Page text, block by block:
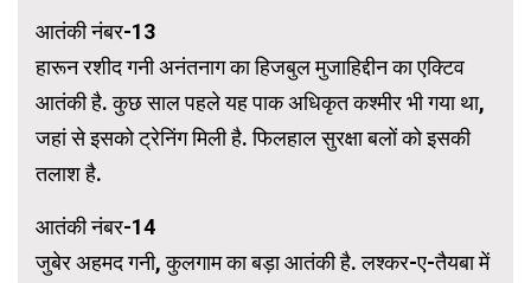
आतंकी नंबर-13
हारून रशीद गनी अनंतनाग का हिजबुल मुजाहिद्दीन का एक्टिव
आतंकी है. कुछ साल पहले यह पाक अधिकृत कश्मीर भी गया था,
जहां से इसको ट्रेनिंग मिली है. फिलहाल सुरक्षा बलों को इसकी
तलाश है.
आतंकी नंबर-14
जुबेर अहमद गनी, कुलगाम का बड़ा आतंकी है. लश्कर-ए-तैयबा में